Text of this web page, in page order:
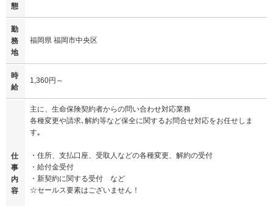
態
勤
務
地
福岡県 福岡市中央区
時
給
1,360円～
仕
事
内
容
主に、生命保険契約者からの問い合わせ対応業務
各種変更や請求､解約等など保全に関するお問合せ対応をお任せしま
す｡
・住所、支払口座、受取人などの各種変更、解約の受付
・給付金受付
・新契約に関する受付 など
☆セールス要素はございません！